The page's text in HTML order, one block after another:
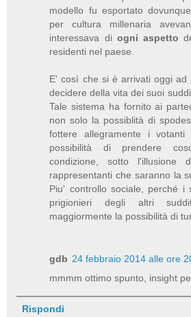
modello fu esportato
per cultura millenaria
interessava di ogni aspetto
residenti nel paese.
E' così che si è arrivati oggi ad
decidere della vita dei suoi
Tale sistema ha fornito ai
non solo la possiblità di
fottere allegramente i
possibilità di prendere
condizione, sotto l'illusione
rappresentanti che saranno la
Piu' controllo sociale, perché i
prigionieri degli altri
maggiormente la possibilità di
gdb 24 febbraio 2014 alle ore
mmmm ottimo spunto, insight
Rispondi